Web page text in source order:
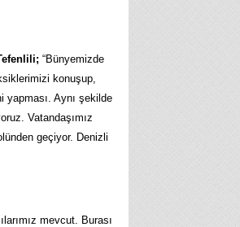
“Bünyemizde
konuşup,
yapması. Aynı şekilde
Vatandaşımız
geçiyor. Denizli
mevcut. Burası